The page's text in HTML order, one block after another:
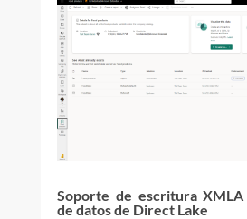
Soporte de escritura
de datos de Direct Lake